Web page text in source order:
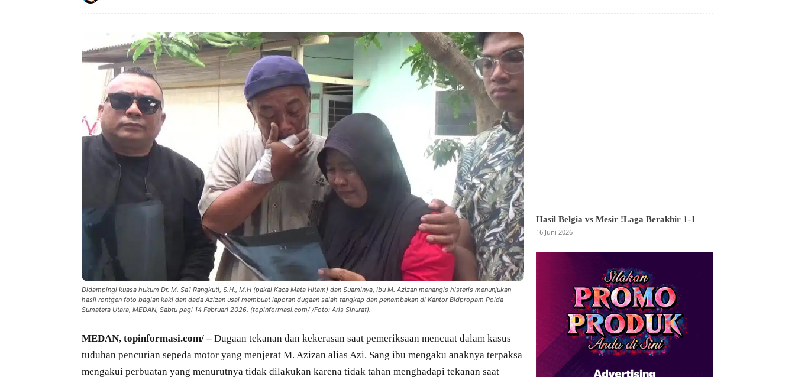
Didampingi kuasa hukum Dr. M. Sa'i Rangkuti, S.H., M.H (pakai Kaca Mata Hitam) dan Suaminya, Ibu M. Azizan menangis histeris menunjukan
hasil rontgen foto bagian kaki dan dada Azizan usai membuat laporan dugaan salah tangkap dan penembakan di Kantor Bidpropam Polda
Sumatera Utara, MEDAN, Sabtu pagi 14 Februari 2026. (topinformasi.com/ /Foto: Aris Sinurat).
MEDAN, topinformasi.com/ – Dugaan tekanan dan kekerasan saat pemeriksaan mencuat dalam kasus
tuduhan pencurian sepeda motor yang menjerat M. Azizan alias Azi. Sang ibu mengaku anaknya terpaksa
mengakui perbuatan yang menurutnya tidak dilakukan karena tidak tahan menghadapi tekanan saat
Hasil Belgia vs Mesir !Laga Berakhir 1-1
16 Juni 2026